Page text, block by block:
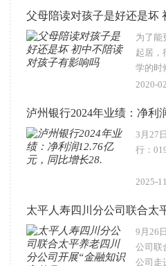
为了能
起居，
学的时
2020-
3月27
行：
2025-
9月26
公司联
公司走